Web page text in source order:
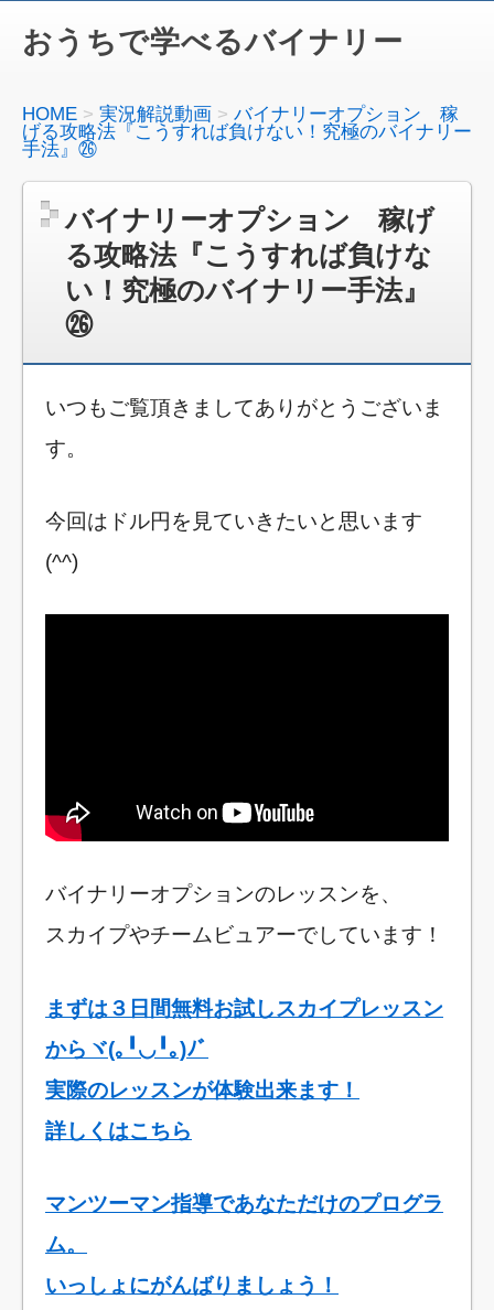
おうちで学べるバイナリー
HOME 実況解説動画
バイナリーオプション 稼
げる攻略法『こうすれば負けない！究極のバイナリー
手法』㉖
バイナリーオプション 稼げ
る攻略法『こうすれば負けな
い！究極のバイナリー手法』
㉖
いつもご覧頂きましてありがとうございま
す。
今回はドル円を見ていきたいと思います
(^^)
バイナリーオプションのレッスンを、
スカイプやチームビュアーでしています！
まずは３日間無料お試しスカイプレッスン
からヾ(｡╹◡╹｡)ﾉﾞ
実際のレッスンが体験出来ます！
詳しくはこちら
マンツーマン指導であなただけのプログラ
ム。
いっしょにがんばりましょう！